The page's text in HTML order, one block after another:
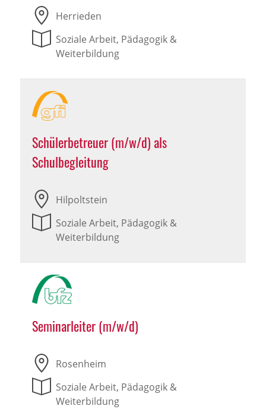
Herrieden
Soziale Arbeit, Pädagogik &
Weiterbildung
Schülerbetreuer (m/w/d) als
Schulbegleitung
Hilpoltstein
Soziale Arbeit, Pädagogik &
Weiterbildung
Seminarleiter (m/w/d)
Rosenheim
Soziale Arbeit, Pädagogik &
Weiterbildung